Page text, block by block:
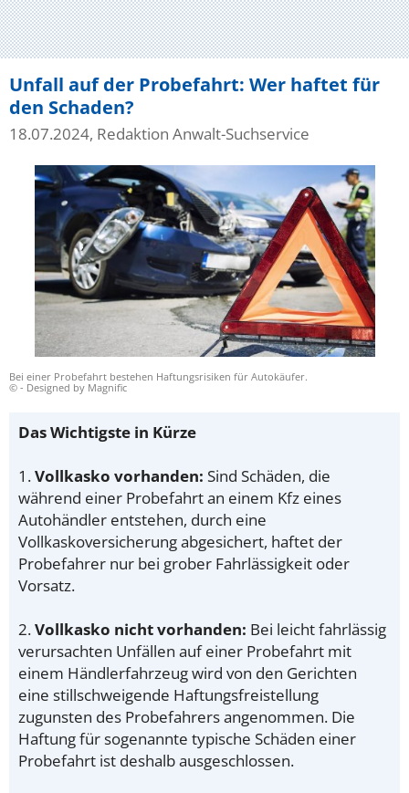
Unfall auf der Probefahrt: Wer haftet für
den Schaden?
18.07.2024, Redaktion Anwalt-Suchservice
Bei einer Probefahrt bestehen Haftungsrisiken für Autokäufer.
© - Designed by Magnific
Das Wichtigste in Kürze
1.Vollkasko vorhanden: Sind Schäden, die
während einer Probefahrt an einem Kfz eines
Autohändler entstehen, durch eine
Vollkaskoversicherung abgesichert, haftet der
Probefahrer nur bei grober Fahrlässigkeit oder
Vorsatz.
2.Vollkasko nicht vorhanden: Bei leicht fahrlässig
verursachten Unfällen auf einer Probefahrt mit
einem Händlerfahrzeug wird von den Gerichten
eine stillschweigende Haftungsfreistellung
zugunsten des Probefahrers angenommen. Die
Haftung für sogenannte typische Schäden einer
Probefahrt ist deshalb ausgeschlossen.